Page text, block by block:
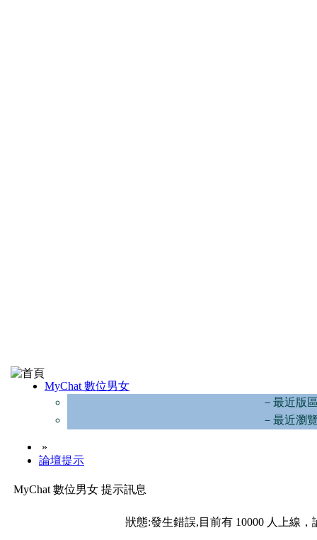
MyChat 數位男女
－最近版
－最近瀏
»
論壇提示
MyChat 數位男女 提示訊息
狀態:發生錯誤,目前有 10000 人上線